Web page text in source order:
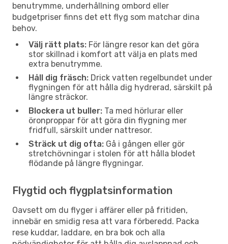
benutrymme, underhållning ombord eller
budgetpriser finns det ett flyg som matchar dina
behov.
Välj rätt plats: För längre resor kan det göra
stor skillnad i komfort att välja en plats med
extra benutrymme.
Håll dig fräsch: Drick vatten regelbundet under
flygningen för att hålla dig hydrerad, särskilt på
längre sträckor.
Blockera ut buller: Ta med hörlurar eller
öronproppar för att göra din flygning mer
fridfull, särskilt under nattresor.
Sträck ut dig ofta: Gå i gången eller gör
stretchövningar i stolen för att hålla blodet
flödande på längre flygningar.
Flygtid och flygplatsinformation
Oavsett om du flyger i affärer eller på fritiden,
innebär en smidig resa att vara förberedd. Packa
rese kuddar, laddare, en bra bok och alla